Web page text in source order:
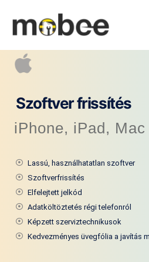
Szoftver frissítés
iPhone, iPad, Mac
Lassú, használhatatlan szoftver
Szoftverfrissítés
Elfelejtett jelkód
Adatköltöztetés régi telefonról
Képzett szerviztechnikusok
Kedvezményes üvegfólia a javítás